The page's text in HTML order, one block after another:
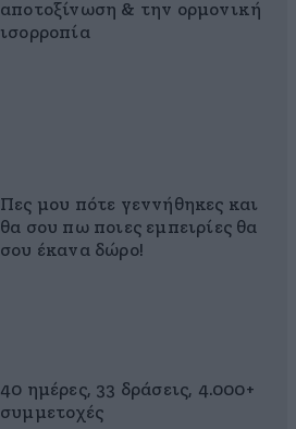
αποτοξίνωση & την ορμονική
ισορροπία
Πες μου πότε γεννήθηκες και
θα σου πω ποιες εμπειρίες θα
σου έκανα δώρο!
40 ημέρες, 33 δράσεις, 4.000+
συμμετοχές